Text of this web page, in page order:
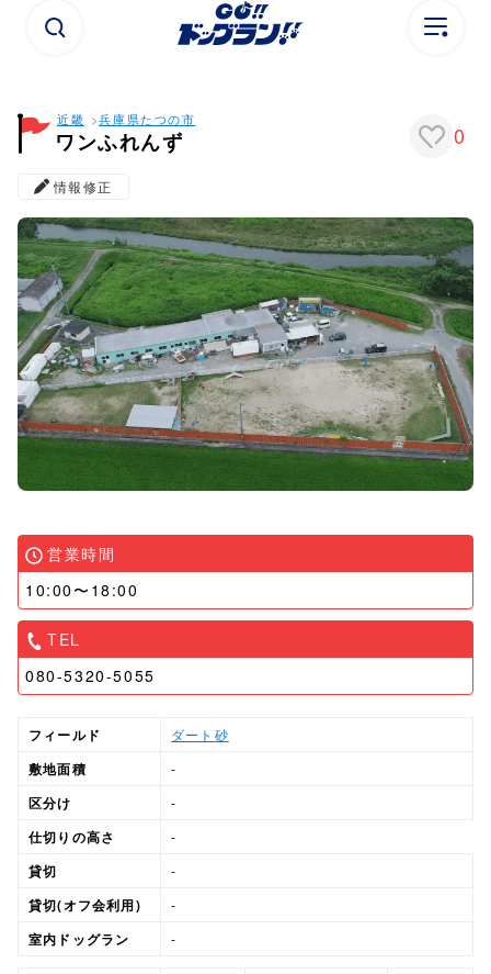
近畿 兵庫県たつの市
ワンふれんず 0
情報修正
営業時間
10:00〜18:00
TEL
080-5320-5055
フィールド ダート 砂
敷地面積 -
区分け -
仕切りの高さ -
貸切 -
貸切(オフ会利用) -
室内ドッグラン -